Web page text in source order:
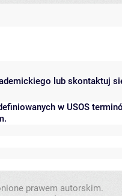
lub skontaktuj
w USOS
prawem autorskim.